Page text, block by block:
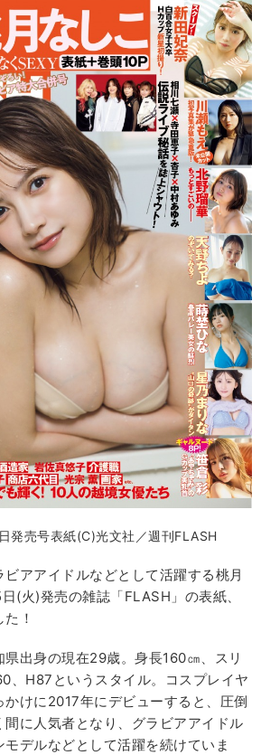
発売号表紙(C)光文社／週刊FLASH
アアイドルなどとして活躍する桃月
(火)発売の雑誌「FLASH」の表紙、
！
出身の現在29歳。身長160㎝、スリ
、H87というスタイル。コスプレイヤ
けに2017年にデビューすると、圧倒
に人気者となり、グラビアアイドル
デルなどとして活躍を続けていま